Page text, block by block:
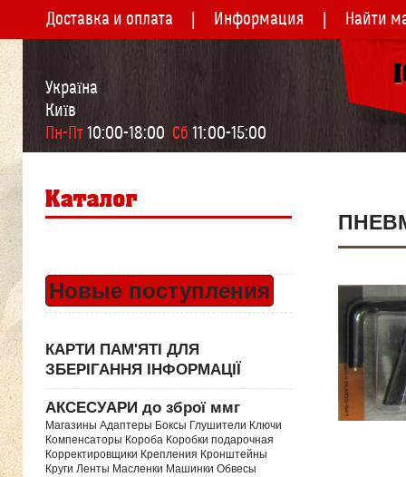
Доставка и оплата Информация Найти
Україна
Київ
Пн-Пт 10:00-18:00 Сб 11:00-15:00
Новые поступления
КАРТИ ПАМ'ЯТІ ДЛЯ
ЗБЕРІГАННЯ ІНФОРМАЦІЇ
АКСЕСУАРИ до зброї ммг
Магазины Адаптеры Боксы Глушители Ключи
Компенсаторы Короба Коробки подарочная
Корректировщики Крепления Кронштейны
Круги Ленты Масленки Машинки Обвесы